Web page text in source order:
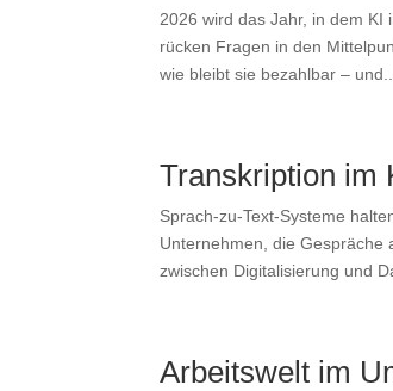
2026 wird das Jahr, in dem
rücken Fragen in den
wie bleibt sie bezahlbar – und...
Transkription im
Sprach-zu-Text-Systeme
Unternehmen, die Gespräche
zwischen Digitalisierung und
Arbeitswelt im